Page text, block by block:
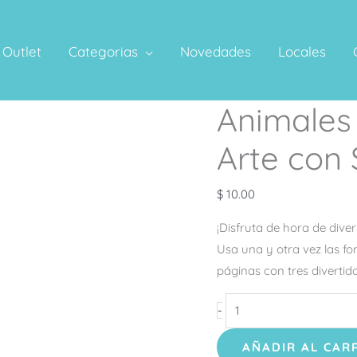
Outlet Categorias Novedades Locales
Arte con
$ 10.00
¡Disfruta de hora de
Usa una y otra vez las
páginas con tres
-
Animales
de
la
Granja
–
Stencils
Pop
Out
cantidad
AÑADIR AL